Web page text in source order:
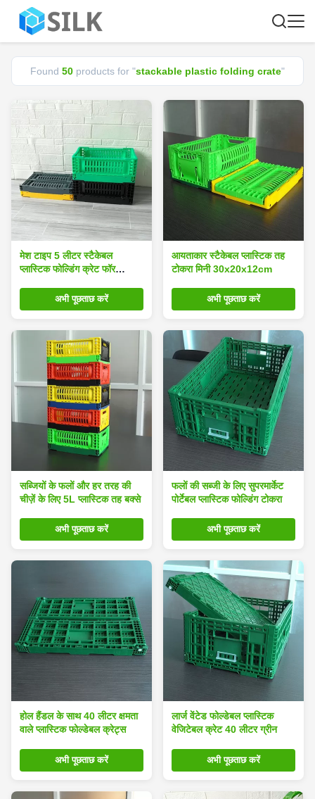
Found 50 products for "stackable plastic folding crate"
मेश टाइप 5 लीटर स्टैकेबल
प्लास्टिक फोल्डिंग क्रेट फॉर
अभी पूछताछ करें
आयताकार स्टैकेबल प्लास्टिक तह
टोकरा मिनी 30x20x12cm
अभी पूछताछ करें
सब्जियों के फलों और हर तरह की
चीज़ें के लिए 5L प्लास्टिक तह बक्से
अभी पूछताछ करें
फलों की सब्जी के लिए सुपरमार्केट
पोर्टेबल प्लास्टिक फोल्डिंग टोकरा
अभी पूछताछ करें
होल हैंडल के साथ 40 लीटर क्षमता
वाले प्लास्टिक फोल्डेबल क्रेट्स
अभी पूछताछ करें
लार्ज वेंटेड फोल्डेबल प्लास्टिक
वेजिटेबल क्रेट 40 लीटर ग्रीन
अभी पूछताछ करें